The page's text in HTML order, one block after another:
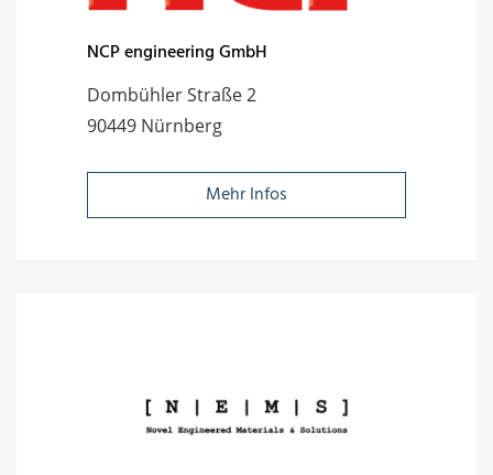
NCP engineering GmbH
Dombühler Straße 2
90449 Nürnberg
Mehr Infos